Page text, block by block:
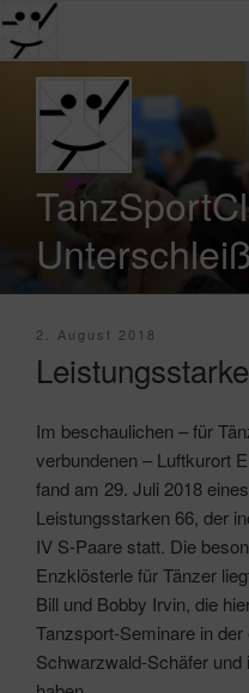
Veröffentlicht
2. August 2018
Im beschaulichen – für
verbundenen – Luftkurort
fand am 29. Juli 2018
Leistungsstarken 66, der
IV S-Paare statt. Die
Enzklösterle für Tänzer
Bill und Bobby Irvin, die
Tanzsport-Seminare in
Schwarzwald-Schäfer und